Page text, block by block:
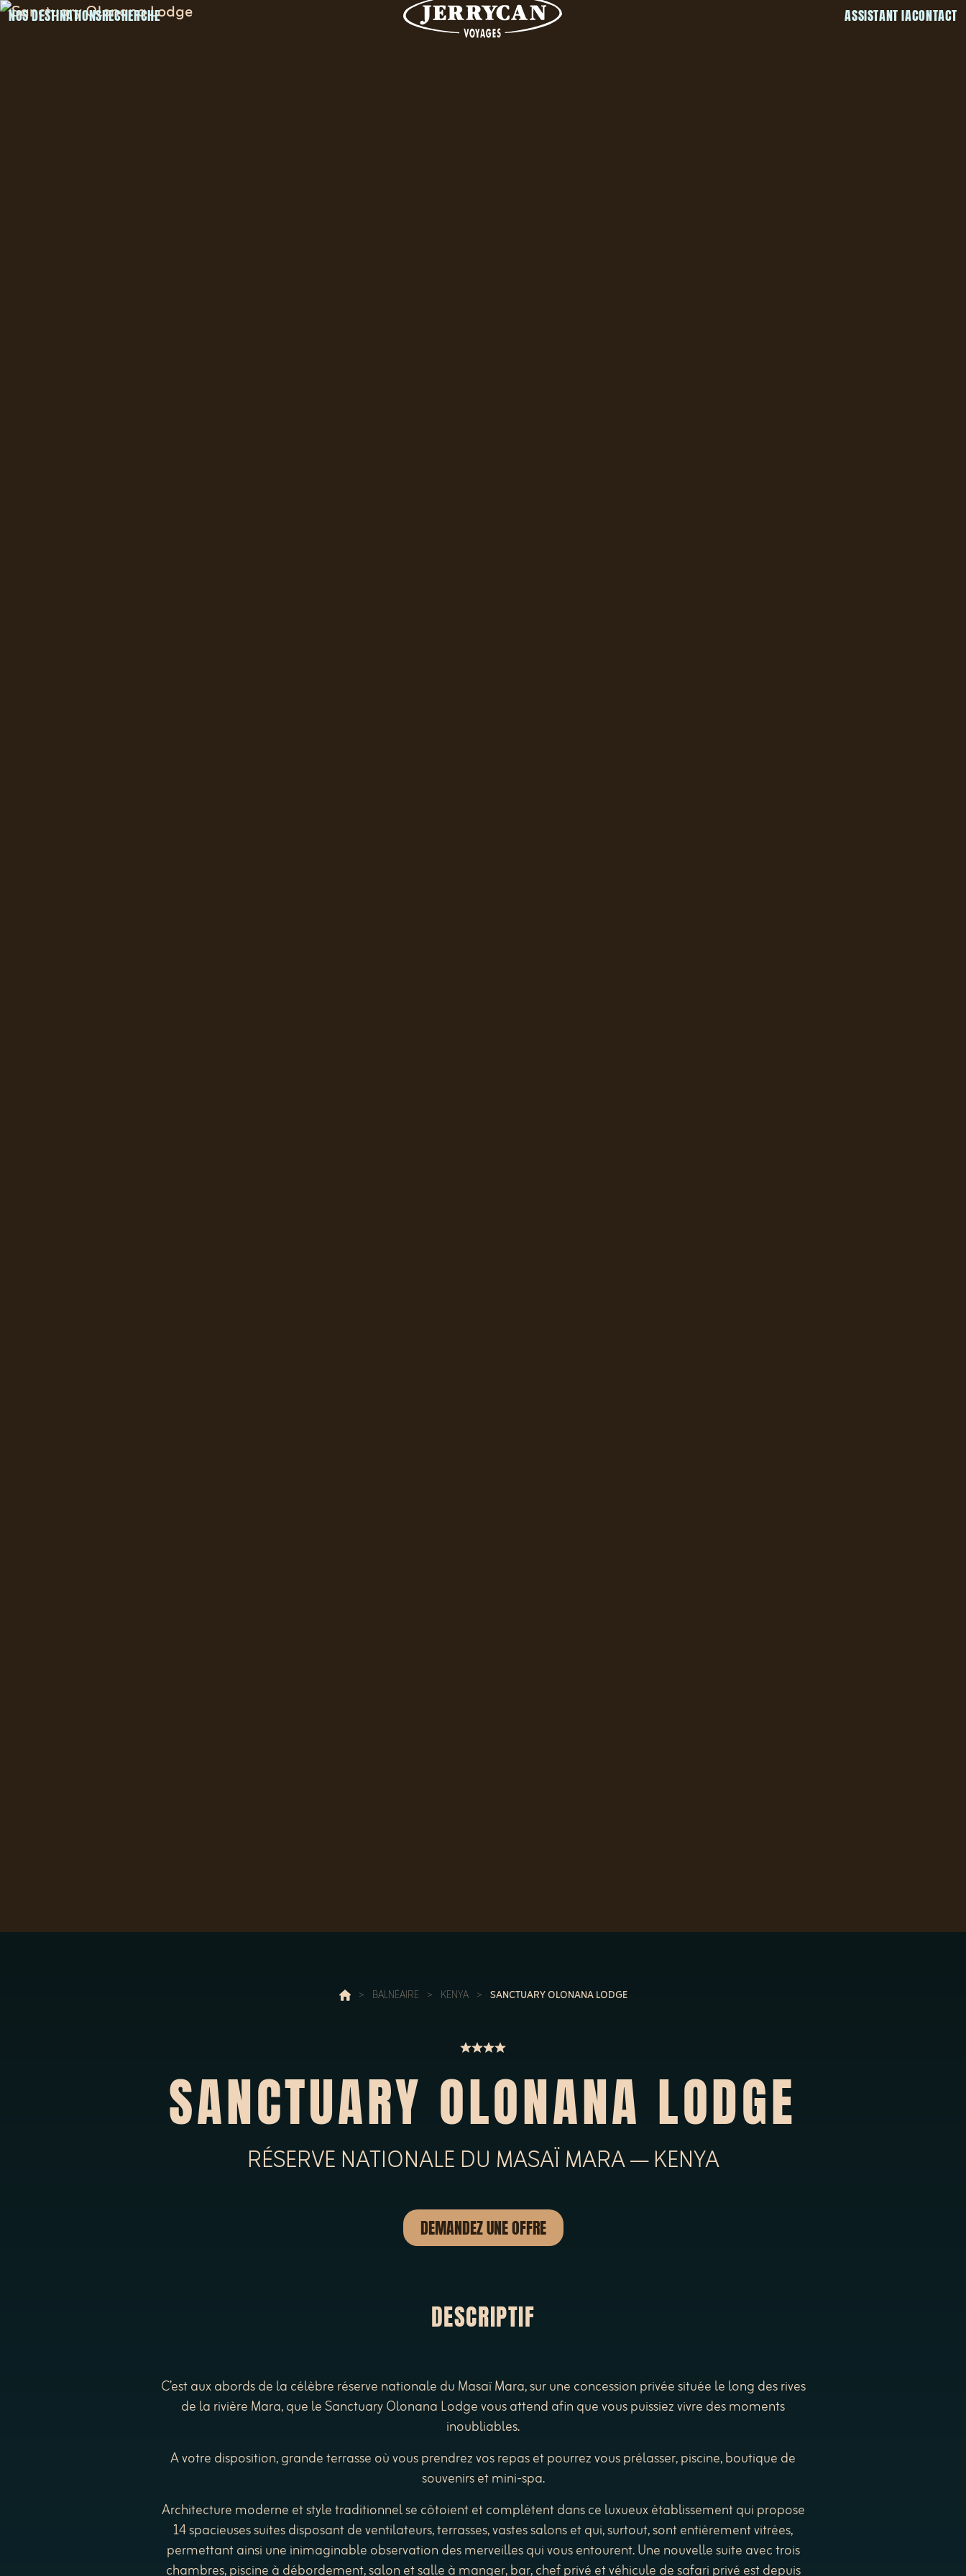
NOS DESTINATIONSRECHERCHE ASSISTANT IACONTACT
> BALNÉAIRE > KENYA > SANCTUARY OLONANA LODGE
SANCTUARY OLONANA LODGE
RÉSERVE NATIONALE DU MASAÏ MARA — KENYA
DEMANDEZ UNE OFFRE
DESCRIPTIF
C’est aux abords de la célèbre réserve nationale du Masaï Mara, sur une concession privée située le long des rives
de la rivière Mara, que le Sanctuary Olonana Lodge vous attend afin que vous puissiez vivre des moments
inoubliables.
A votre disposition, grande terrasse où vous prendrez vos repas et pourrez vous prélasser, piscine, boutique de
souvenirs et mini-spa.
Architecture moderne et style traditionnel se côtoient et complètent dans ce luxueux établissement qui propose
14 spacieuses suites disposant de ventilateurs, terrasses, vastes salons et qui, surtout, sont entièrement vitrées,
permettant ainsi une inimaginable observation des merveilles qui vous entourent. Une nouvelle suite avec trois
chambres, piscine à débordement, salon et salle à manger, bar, chef privé et véhicule de safari privé est depuis